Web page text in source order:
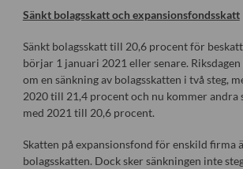
Sänkt bolagsskatt och expansionsfondsskatt
Sänkt bolagsskatt till 20,6 procent för
börjar 1 januari 2021 eller senare.
om en sänkning av bolagsskatten i två steg,
2020 till 21,4 procent och nu kommer andra
med 2021 till 20,6 procent.
Skatten på expansionsfond för enskild firma
bolagsskatten. Dock sker sänkningen inte